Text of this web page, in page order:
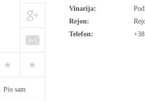
Pio sam
Vinarija:
Rejon:
Telefon: